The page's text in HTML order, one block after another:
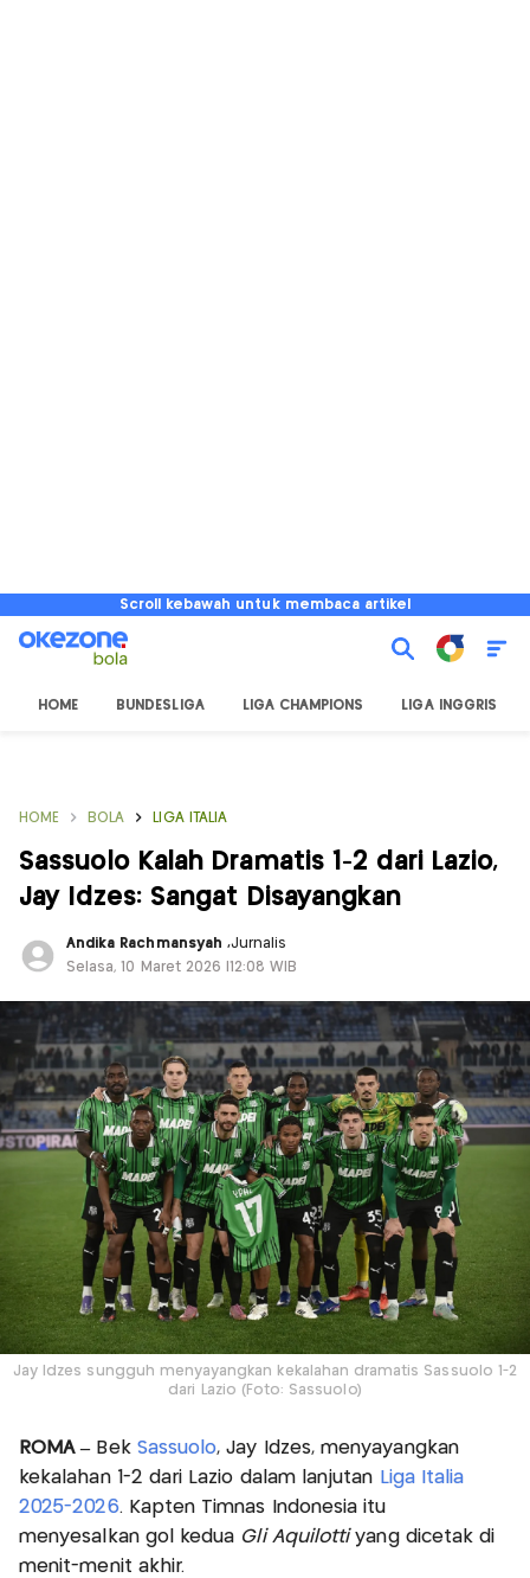
Scroll kebawah untuk membaca artikel
HOME BUNDESLIGA LIGA CHAMPIONS LIGA INGGRIS
HOME BOLA LIGA ITALIA
Sassuolo Kalah Dramatis 1-2 dari Lazio,
Jay Idzes: Sangat Disayangkan
Andika Rachmansyah ,Jurnalis
Selasa, 10 Maret 2026 |12:08 WIB
Jay Idzes sungguh menyayangkan kekalahan dramatis Sassuolo 1-2
dari Lazio (Foto: Sassuolo)
ROMA – Bek Sassuolo, Jay Idzes, menyayangkan
kekalahan 1-2 dari Lazio dalam lanjutan Liga Italia
2025-2026. Kapten Timnas Indonesia itu
menyesalkan gol kedua Gli Aquilottiyang dicetak di
menit-menit akhir.